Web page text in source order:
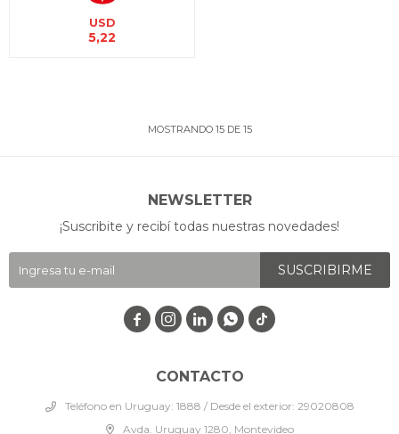
USD
5,22
MOSTRANDO 15DE 15
CONTACTO
Teléfono en Uruguay: 1888 / Desde el exterior: 29020808
Avda. Uruguay 1280, Montevideo
NEWSLETTER
¡Suscribite y recibí todas nuestras novedades!
SUSCRIBIRME
   